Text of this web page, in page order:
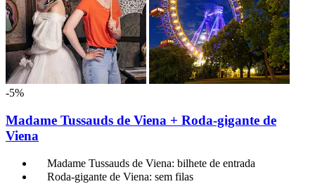
-5%
Madame Tussauds de Viena + Roda-gigante de
Viena
Madame Tussauds de Viena: bilhete de entrada
Roda-gigante de Viena: sem filas